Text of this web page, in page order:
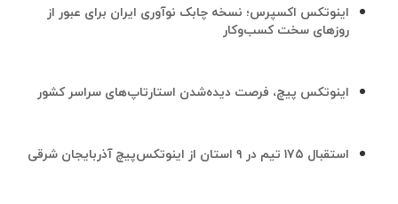
اینوتکس اکسپرس؛ نسخه چابک نوآوری ایران برای عبور از
روزهای سخت کسب‌وکار
اینوتکس پیچ، فرصت دیده‌شدن استارتاپ‌های سراسر کشور
استقبال ۱۷۵ تیم در ۹ استان از اینوتکس‌پیچ آذربایجان شرقی